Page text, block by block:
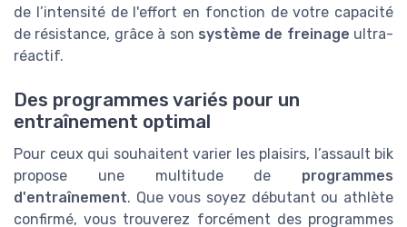
de l’intensité de l'effort en fonction de votre capacité
de résistance, grâce à son système de freinage ultra-
réactif.
Des programmes variés pour un
entraînement optimal
Pour ceux qui souhaitent varier les plaisirs, l’assault bik
propose une multitude de programmes
d'entraînement. Que vous soyez débutant ou athlète
confirmé, vous trouverez forcément des programmes